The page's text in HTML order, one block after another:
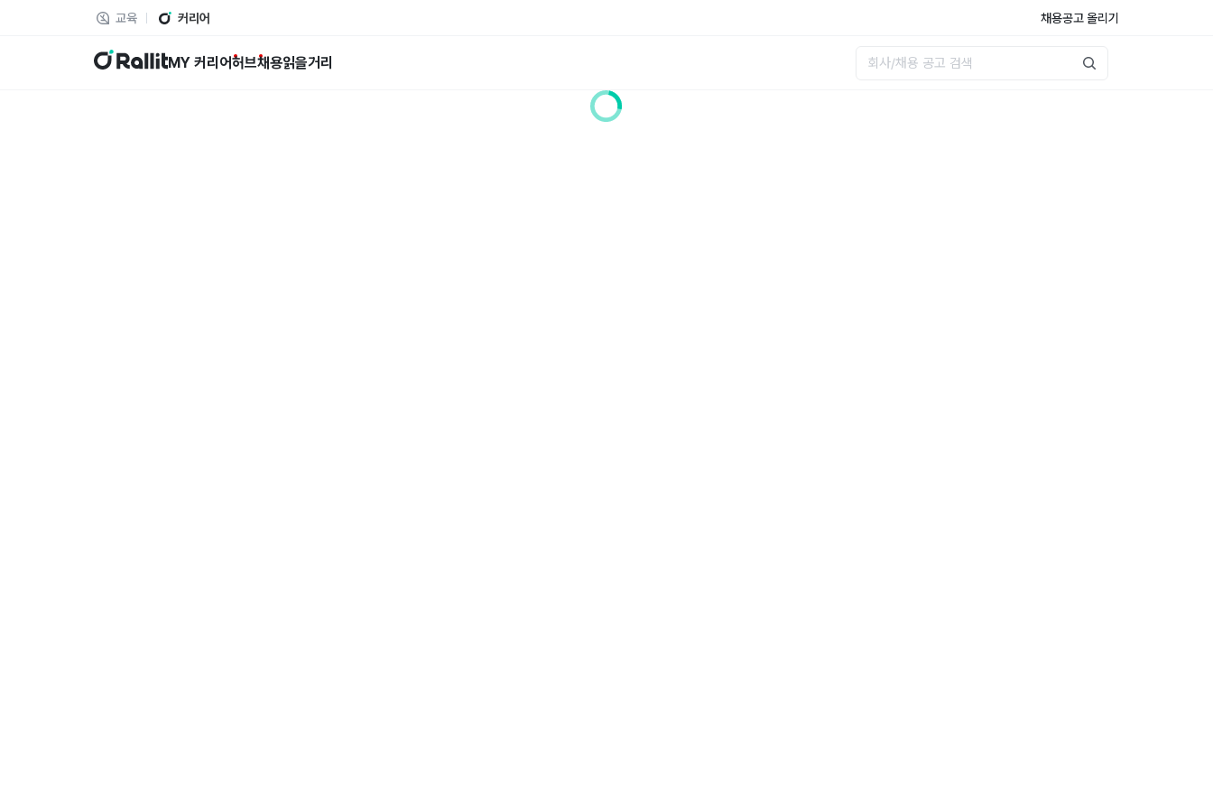
교육 커리어 채용공고 올리기
랠릿 MY 커리어허브채용읽을거리